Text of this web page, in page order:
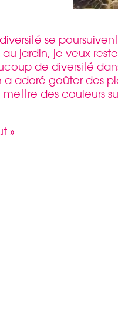
se
jardin, je veux
de diversité
a adoré goûter des
mettre des couleurs
»